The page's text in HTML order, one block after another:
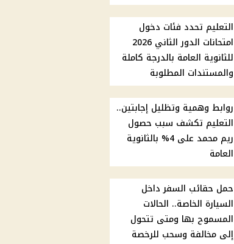
التعليم تحدد فئات دخول
امتحانات الدور الثاني 2026
للثانوية العامة بالدرجة كاملة
والمستندات المطلوبة
روابط وهمية وتظليل إجابتين..
التعليم تكشف سبب حصول
ريم محمد على 4% بالثانوية
العامة
حمل حقائب السفر داخل
السيارة الخاصة.. الحالات
المسموح بها ومتى تتحول
إلى مخالفة وسحب للرخصة